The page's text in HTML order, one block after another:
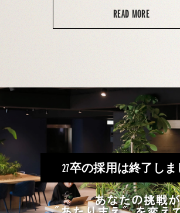
READ MORE
27卒の採用は終了し
あなたの挑戦が